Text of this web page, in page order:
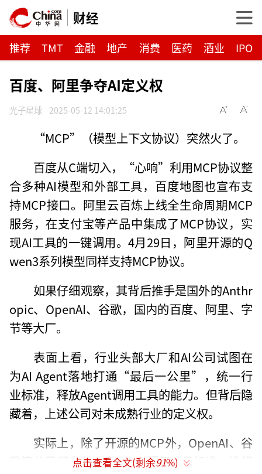
财经
推荐 TMT 金融 地产 消费 医药 酒业 IPO
百度、阿里争夺AI定义权
光子星球 2025-05-12 14:01:25
“MCP”（模型上下文协议）突然火了。
百度从C端切入，“心响”利用MCP协议整
合多种AI模型和外部工具，百度地图也宣布支
持MCP接口。阿里云百炼上线全生命周期MCP
服务，在支付宝等产品中集成了MCP协议，实
现AI工具的一键调用。4月29日，阿里开源的Q
wen3系列模型同样支持MCP协议。
如果仔细观察，其背后推手是国外的Anthr
opic、OpenAI、谷歌，国内的百度、阿里、字
节等大厂。
表面上看，行业头部大厂和AI公司试图在
为AI Agent落地打通“最后一公里”，统一行
业标准，释放Agent调用工具的能力。但背后隐
藏着，上述公司对未成熟行业的定义权。
实际上，除了开源的MCP外，OpenAI、谷
歌等公司都自有一套Agent调用工具标准。选择
点击查看全文(剩余91%)